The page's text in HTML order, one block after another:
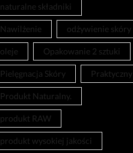
naturalne składniki
Nawilżenie odżywienie skóry
oleje Opakowanie 2 sztuki
Pielęgnacja Skóry Praktyczny
Produkt Naturalny.
produkt RAW
produkt wysokiej jakości